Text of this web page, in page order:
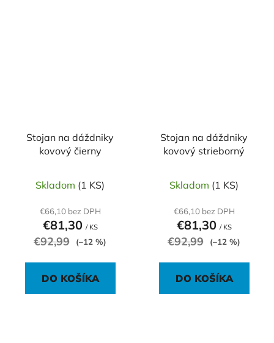
Stojan na dáždniky
kovový čierny
Skladom (1 KS)
€66,10 bez DPH
€81,30 / KS
€92,99 (–12 %)
DO KOŠÍKA
Stojan na dáždniky
kovový strieborný
Skladom (1 KS)
€66,10 bez DPH
€81,30 / KS
€92,99 (–12 %)
DO KOŠÍKA